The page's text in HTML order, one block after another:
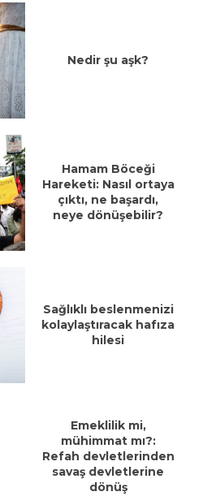
Nedir şu aşk?
Hamam Böceği
Hareketi: Nasıl ortaya
çıktı, ne başardı,
neye dönüşebilir?
Sağlıklı beslenmenizi
kolaylaştıracak hafıza
hilesi
Emeklilik mi,
mühimmat mı?:
Refah devletlerinden
savaş devletlerine
dönüş